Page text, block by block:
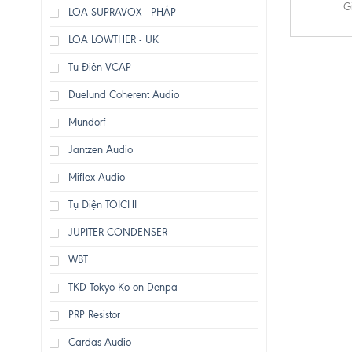
LOA SUPRAVOX - PHÁP
LOA LOWTHER - UK
Tụ Điện VCAP
Duelund Coherent Audio
Mundorf
Jantzen Audio
Miflex Audio
Tụ Điện TOICHI
JUPITER CONDENSER
WBT
TKD Tokyo Ko-on Denpa
PRP Resistor
Cardas Audio